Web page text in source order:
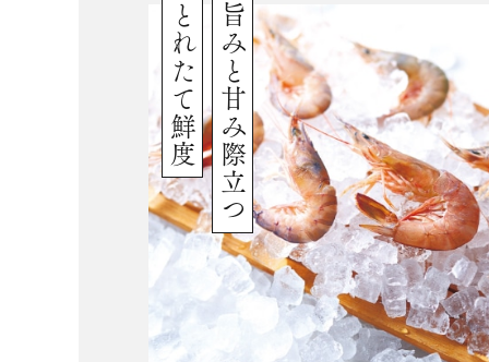
旨みと甘み際立つ
とれたて鮮度